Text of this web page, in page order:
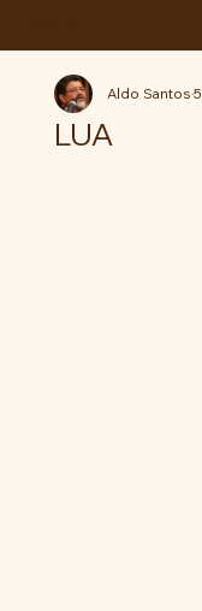
LUA
Aldo Santos